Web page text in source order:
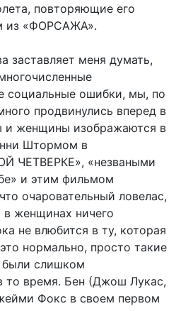
повторяющие его
из «ФОРСАЖА».
заставляет меня думать,
социальные ошибки, мы, по
продвинулись вперед в
и женщины изображаются в
Штормом в
ЧЕТВЕРКЕ», «незваными
и этим фильмом
очаровательный ловелас,
женщинах ничего
не влюбится в ту, которая
нормально, просто такие
слишком
то время. Бен (Джош Лукас,
Фокс в своем первом